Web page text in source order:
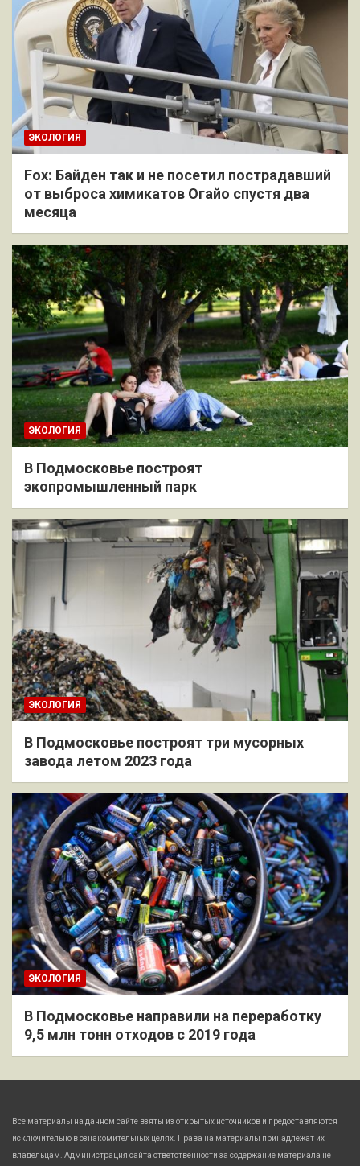
ЭКОЛОГИЯ
Fox: Байден так и не посетил пострадавший
от выброса химикатов Огайо спустя два
месяца
ЭКОЛОГИЯ
В Подмосковье построят
экопромышленный парк
ЭКОЛОГИЯ
В Подмосковье построят три мусорных
завода летом 2023 года
ЭКОЛОГИЯ
В Подмосковье направили на переработку
9,5 млн тонн отходов с 2019 года
Все материалы на данном сайте взяты из открытых источников и предоставляются
исключительно в ознакомительных целях. Права на материалы принадлежат их
владельцам. Администрация сайта ответственности за содержание материала не